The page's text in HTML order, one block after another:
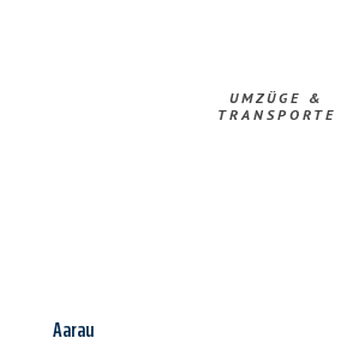
UMZÜGE &
TRANSPORTE
Aarau